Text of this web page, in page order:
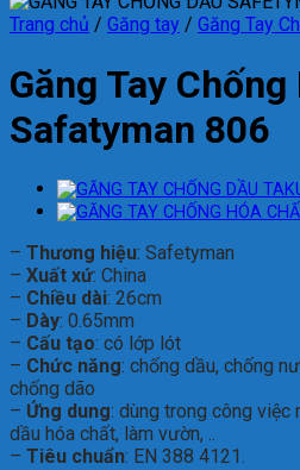
Trang chủ / Găng tay / Găng Tay
Găng Tay Chống
Safatyman 806
– Thương hiệu: Safetyman
– Xuất xứ: China
– Chiều dài: 26cm
– Dày: 0.65mm
– Cấu tạo: có lớp lót
– Chức năng: chống dầu, chống
chống dão
– Ứng dung: dùng trong công việc
dầu hóa chất, làm vườn, ..
– Tiêu chuẩn: EN 388 4121.